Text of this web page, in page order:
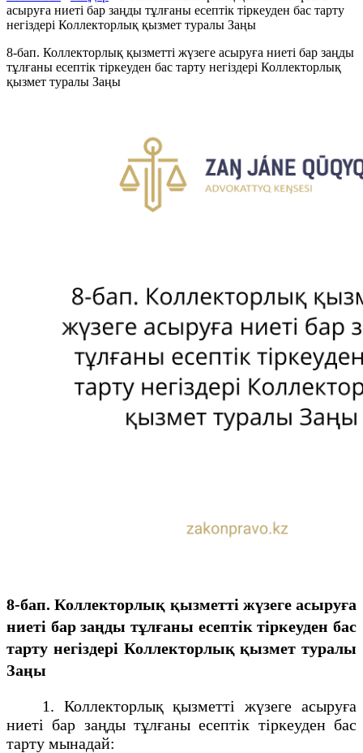
асыруға ниеті бар заңды тұлғаны есептік тіркеуден бас тарту
негіздерi Коллекторлық қызмет туралы Заңы
8-бап. Коллекторлық қызметті жүзеге асыруға ниеті бар заңды
тұлғаны есептік тіркеуден бас тарту негіздерi Коллекторлық
қызмет туралы Заңы
8-бап. Коллекторлық қызметті жүзеге асыруға
ниеті бар заңды тұлғаны есептік тіркеуден бас
тарту негіздерi Коллекторлық қызмет туралы
Заңы
1. Коллекторлық қызметті жүзеге асыруға
ниеті бар заңды тұлғаны есептік тіркеуден бас
тарту мынадай: